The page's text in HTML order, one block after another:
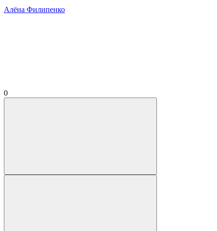
Алёна Филипенко
0